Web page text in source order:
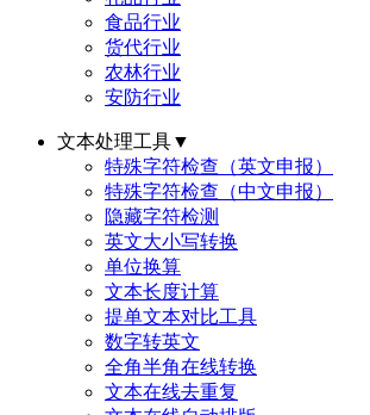
食品行业
货代行业
农林行业
安防行业
文本处理工具▼
特殊字符检查（英文申报）
特殊字符检查（中文申报）
隐藏字符检测
英文大小写转换
单位换算
文本长度计算
提单文本对比工具
数字转英文
全角半角在线转换
文本在线去重复